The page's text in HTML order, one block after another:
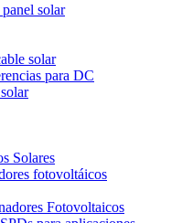
solar
solar
para DC
Solares
fotovoltáicos
Fotovoltaicos